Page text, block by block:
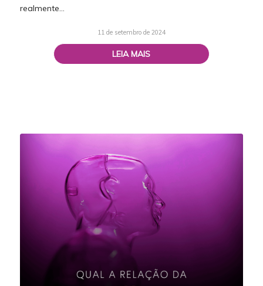
realmente…
LEIA MAIS
11 de setembro de 2024